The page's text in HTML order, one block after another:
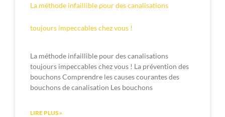
La méthode infaillible pour des canalisations
toujours impeccables chez vous !
La méthode infaillible pour des canalisations
toujours impeccables chez vous ! La prévention des
bouchons Comprendre les causes courantes des
bouchons de canalisation Les bouchons
LIRE PLUS »